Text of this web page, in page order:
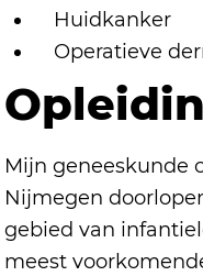
Huidkanker
Operatieve
Mijn geneeskunde
Nijmegen
gebied van
meest